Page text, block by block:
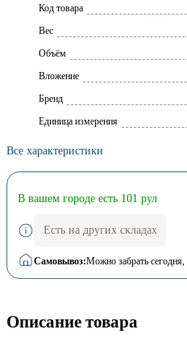
Код товара
Вес
Объём
Вложение
Брeнд
Единица измерения
Все характеристики
В вашем городе есть 101 рул
Есть на других складах
Самовывоз:Можно забрать сегодня
Описание товара